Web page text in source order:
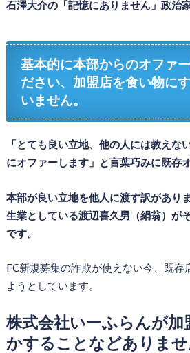
石澤大介の「記憶にありません」政治
基本的に本部からのオファ
ださい、加盟店を食い物に
いません。
「とても良い立地、他の人には教えな
にオファーします」と言葉巧みに既存
本部が良い立地を他人に渡す訳があり
生業としている渡辺喜久男（絹翁）が
です。
FC新規募集の詐欺が使えない今、既存
ようとしています。
株式会社いーふらんが
かすることなどありませ